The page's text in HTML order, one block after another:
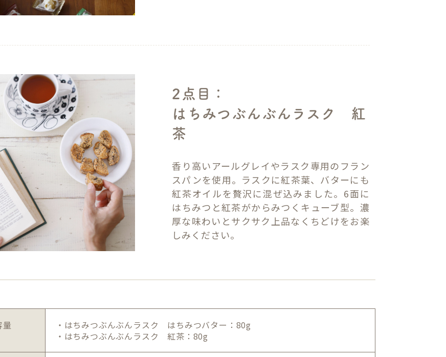
2点目：
はちみつぶんぶんラスク 紅
茶
香り高いアールグレイやラスク専用のフラン
スパンを使用。ラスクに紅茶葉、バターにも
紅茶オイルを贅沢に混ぜ込みました。6面に
はちみつと紅茶がからみつくキューブ型。濃
厚な味わいとサクサク上品なくちどけをお楽
しみください。
量
・はちみつぶんぶんラスク はちみつバター：80g
・はちみつぶんぶんラスク 紅茶：80g